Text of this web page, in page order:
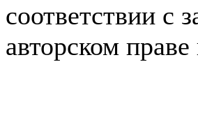
соответствии с
авторском